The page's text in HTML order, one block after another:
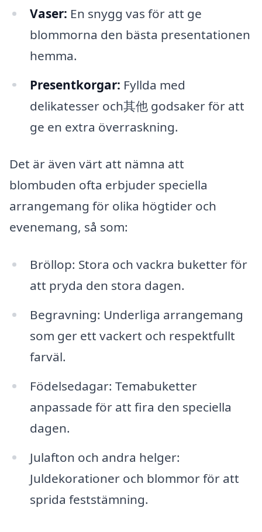
Vaser: En snygg vas för att ge
blommorna den bästa presentationen
hemma.
Presentkorgar: Fyllda med
delikatesser och其他 godsaker för att
ge en extra överraskning.
Det är även värt att nämna att
blombuden ofta erbjuder speciella
arrangemang för olika högtider och
evenemang, så som:
Bröllop: Stora och vackra buketter för
att pryda den stora dagen.
Begravning: Underliga arrangemang
som ger ett vackert och respektfullt
farväl.
Födelsedagar: Temabuketter
anpassade för att fira den speciella
dagen.
Julafton och andra helger:
Juldekorationer och blommor för att
sprida feststämning.